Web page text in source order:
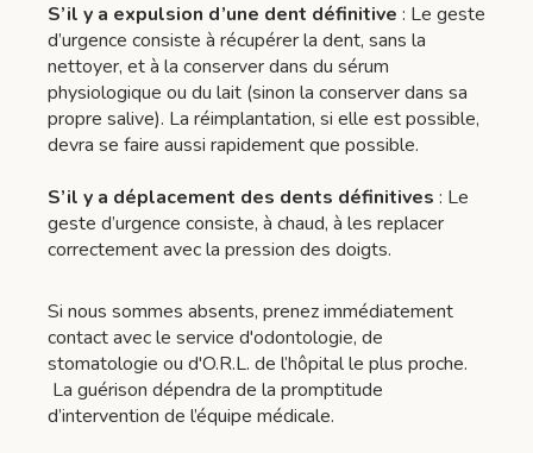
S’il y a expulsion d’une dent définitive : Le geste
d’urgence consiste à récupérer la dent, sans la
nettoyer, et à la conserver dans du sérum
physiologique ou du lait (sinon la conserver dans sa
propre salive). La réimplantation, si elle est possible,
devra se faire aussi rapidement que possible.
S’il y a déplacement des dents définitives : Le
geste d’urgence consiste, à chaud, à les replacer
correctement avec la pression des doigts.
Si nous sommes absents, prenez immédiatement
contact avec le service d'odontologie, de
stomatologie ou d'O.R.L. de l’hôpital le plus proche.
La guérison dépendra de la promptitude
d’intervention de l’équipe médicale.